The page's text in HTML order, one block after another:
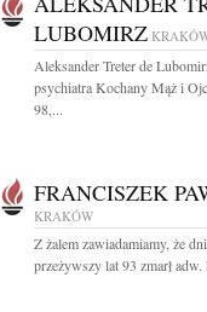
LUBOMIRZ
Aleksander Treter de
psychiatra Kochany Mąż i
98,...
FRANCISZEK
KRAKÓW
Z żalem zawiadamiamy, że
przeżywszy lat 93 zmarł adw.